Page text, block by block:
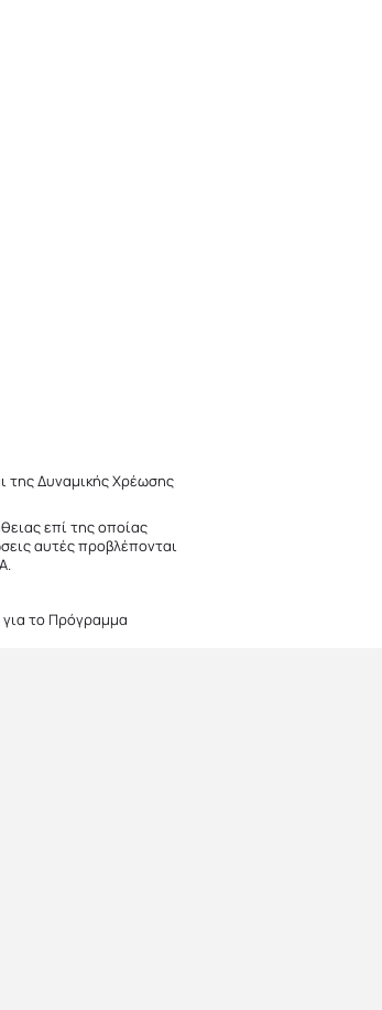
της Δυναμικής Χρέωσης
επί της οποίας
αυτές προβλέπονται
για το Πρόγραμμα